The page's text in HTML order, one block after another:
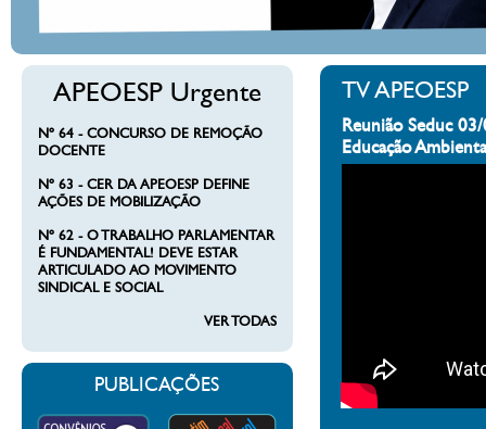
APEOESP Urgente
Nº 64 - CONCURSO DE REMOÇÃO
DOCENTE
Nº 63 - CER DA APEOESP DEFINE
AÇÕES DE MOBILIZAÇÃO
Nº 62 - O TRABALHO PARLAMENTAR
É FUNDAMENTAL! DEVE ESTAR
ARTICULADO AO MOVIMENTO
SINDICAL E SOCIAL
VER TODAS
PUBLICAÇÕES
TV APEOESP
Reunião Seduc
Educação